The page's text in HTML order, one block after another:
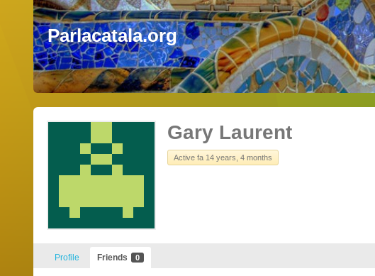
Parlacatala.org
Gary Laurent
Active fa 14 years, 4 months
Profile Friends 0